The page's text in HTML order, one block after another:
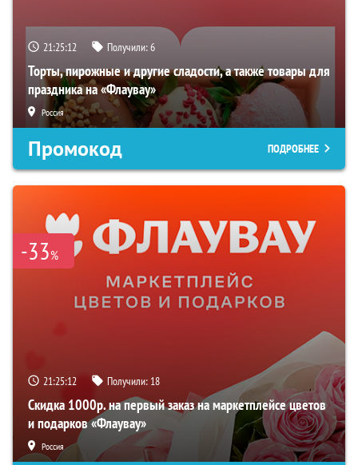
21:25:11 Получили:6
Торты, пирожные и другие сладости, а также товары для
праздника на «Флаувау»
Россия
Промокод ПОДРОБНЕЕ
-33%
21:25:11 Получили: 18
Скидка 1000р. на первый заказ на маркетплейсе цветов
и подарков «Флаувау»
Россия